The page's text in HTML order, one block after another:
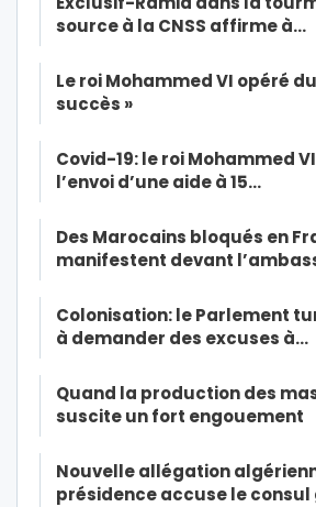
source à la CNSS affirme à…
Le roi Mohammed VI opéré
succès »
Covid-19: le roi Mohammed
l’envoi d’une aide à 15…
Des Marocains bloqués en
manifestent devant
Colonisation: le Parlement
à demander des excuses à…
Quand la production des
suscite un fort engouement
Nouvelle allégation
présidence accuse le